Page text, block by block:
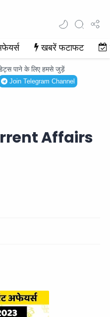
खबरें फटाफट
पाने के लिए हमसे जुड़ें
Join Telegram Channel
Affairs